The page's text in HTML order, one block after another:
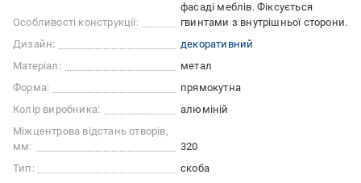
Особливості конструкції:
фасаді меблів. Фіксується
гвинтами з внутрішньої сторони.
Дизайн:
декоративний
Матеріал:
метал
Форма:
прямокутна
Колір виробника:
алюміній
Міжцентрова відстань отворів,
мм:
320
Тип:
скоба